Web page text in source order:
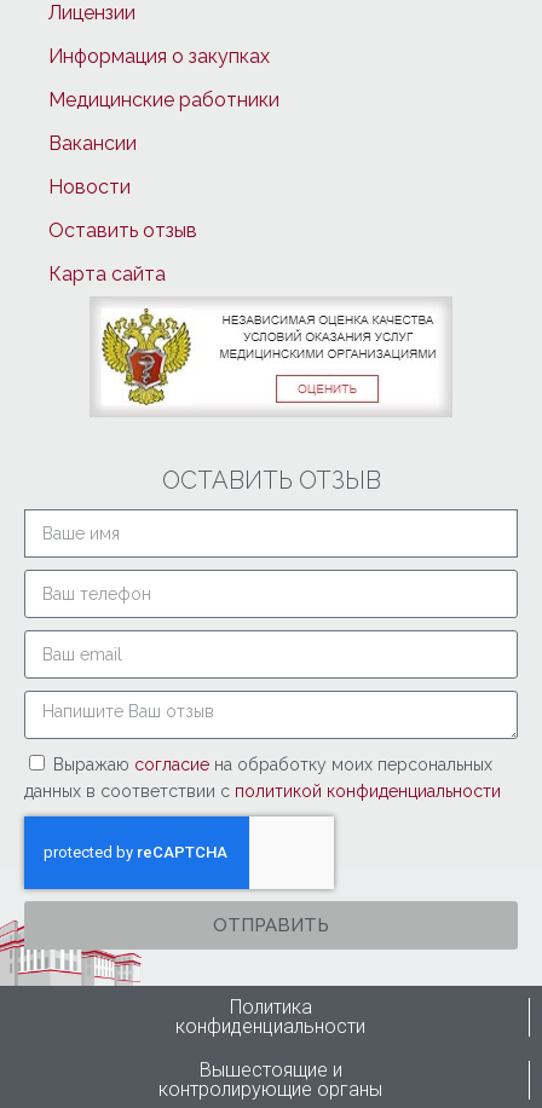
Лицензии
Информация о закупках
Медицинские работники
Вакансии
Новости
Оставить отзыв
Карта сайта
ОСТАВИТЬ ОТЗЫВ
Выражаю согласие на обработку моих персональных
данных в соответствии с политикой конфиденциальности
ОТПРАВИТЬ
Политика
конфиденциальности
Вышестоящие и
контролирующие органы